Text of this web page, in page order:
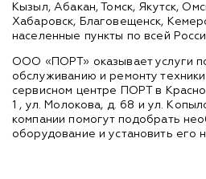
Кызыл, Абакан, Томск, Якутск,
Хабаровск, Благовещенск,
населенные пункты по всей
ООО «ПОРТ» оказывает услуги
обслуживанию и ремонту
сервисном центре ПОРТ в
1 , ул. Молокова, д. 68 и ул.
компании помогут подобрать
оборудование и установить его